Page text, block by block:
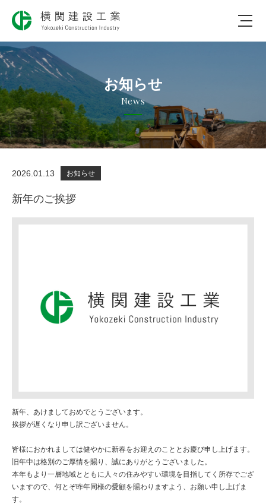
会社のコト
仕事のコト
社会のコト
採用について
お知らせ
News
2026.01.13 お知らせ
新年のご挨拶
新年、あけましておめでとうございます。
挨拶が遅くなり申し訳ございません。
皆様におかれましては健やかに新春をお迎えのこととお慶び申し上げます。
旧年中は格別のご厚情を賜り、誠にありがとうございました。
本年もより一層地域とともに人々の住みやすい環境を目指してく所存でござ
いますので、何とぞ昨年同様の愛顧を賜わりますよう、お願い申し上げま
す。